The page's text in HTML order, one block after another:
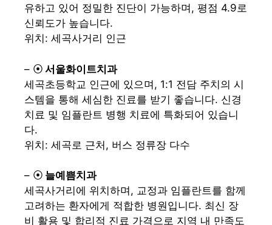
유하고 있어 정밀한 진단이 가능하며, 평점 4.9로
신뢰도가 높습니다.
위치: 세곡사거리 인근
– ⦿ 서울화이트치과
세곡초등학교 인근에 있으며, 1:1 전담 주치의 시
스템을 통해 세심한 진료를 받기 좋습니다. 신경
치료 및 임플란트 병행 치료에 특화되어 있습니
다.
위치: 세곡로 근처, 버스 정류장 다수
– ⦿ 늘예쁨치과
세곡사거리에 위치하며, 교정과 임플란트를 함께
고려하는 환자에게 적합한 병원입니다. 최신 장
비 활용 및 합리적 진료 가격으로 지역 내 만족도